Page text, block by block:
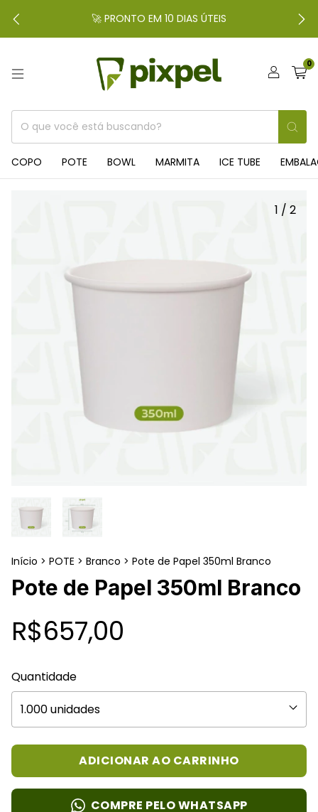
🚀 PRONTO EM 10 DIAS ÚTEIS
0
COPO POTE BOWL MARMITA ICE TUBE
1 / 2
Início > POTE > Branco > Pote de Papel 350ml Branco
Pote de Papel 350ml Branco
R$657,00
Quantidade
COMPRE PELO WHATSAPP